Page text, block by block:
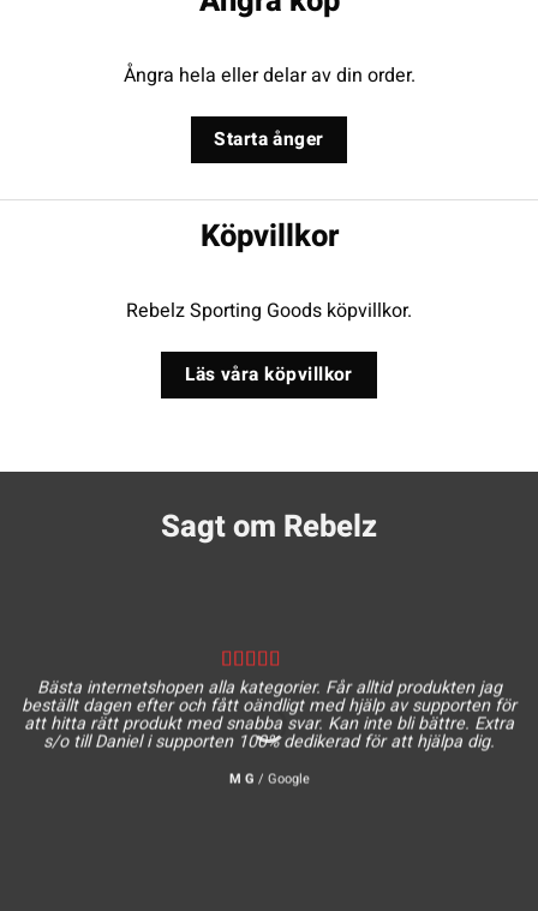
Ångra hela eller delar av din order.
Starta ånger
Köpvillkor
Rebelz Sporting Goods köpvillkor.
Läs våra köpvillkor
Sagt om Rebelz
Bästa internetshopen alla kategorier. Får alltid produkten jag
beställt dagen efter och fått oändligt med hjälp av supporten för
att hitta rätt produkt med snabba svar. Kan inte bli bättre. Extra
s/o till Daniel i supporten 100% dedikerad för att hjälpa dig.
M G / Google